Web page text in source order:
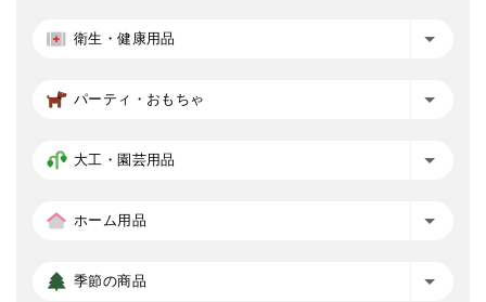
衛生・健康用品
パーティ・おもちゃ
大工・園芸用品
ホーム用品
季節の商品